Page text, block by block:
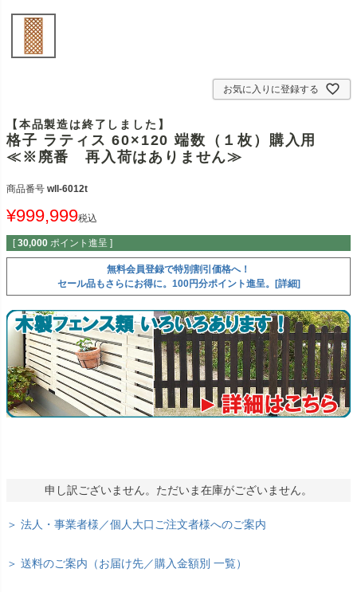
お気に入りに登録する
【本品製造は終了しました】
格子 ラティス 60×120 端数（１枚）購入用
≪※廃番 再入荷はありません≫
商品番号 wll-6012t
¥999,999税込
[ 30,000 ポイント進呈 ]
無料会員登録で特別割引価格へ！
セール品もさらにお得に。100円分ポイント進呈。[詳細]
申し訳ございません。ただいま在庫がございません。
＞ 法人・事業者様／個人大口ご注文者様へのご案内
＞ 送料のご案内（お届け先／購入金額別 一覧）